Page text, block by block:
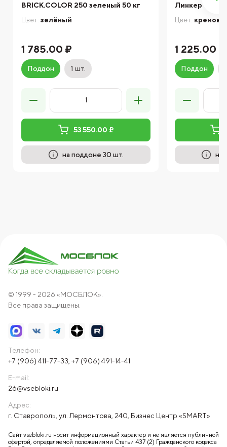
BRICK.COLOR 250 зеленый 50 кг
Цвет: зелёный
1 785.00 ₽
Поддон 1 шт.
53 550.00 ₽
на поддоне 30 шт.
Линкер
Цвет:
1 225.00 ₽
Поддон
на
© 1999 - 2026 «МОСБЛОК».
Все права защищены.
Телефон:
+7 (906) 411-77-33 +7 (906) 491-14-41
E-mail:
26@vsebloki.ru
Адрес:
г. Ставрополь, ул. Лермонтова, 240, Бизнес Центр «SMART»
Сайт vsebloki.ru носит информационный характер и не является публичной
офертой, определяемой положениями Статьи 437 (2) Гражданского кодекса